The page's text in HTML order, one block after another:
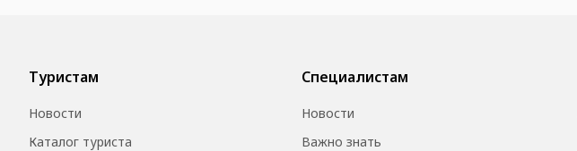
Туристам
Новости
Каталог туриста
Специалистам
Новости
Важно знать